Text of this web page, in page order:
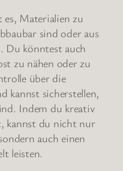
Materialien zu
sind oder aus
Du könntest auch
zu nähen oder zu
über die
kannst sicherstellen,
Indem du kreativ
kannst du nicht nur
auch einen
leisten.